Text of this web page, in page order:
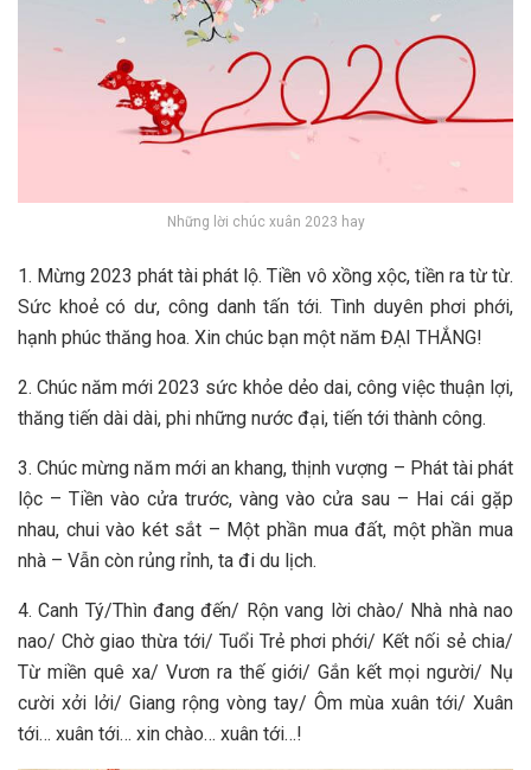
Những lời chúc xuân 2023 hay
1. Mừng 2023 phát tài phát lộ. Tiền vô xồng xộc, tiền ra từ từ.
Sức khoẻ có dư, công danh tấn tới. Tình duyên phơi phới,
hạnh phúc thăng hoa. Xin chúc bạn một năm ĐẠI THẮNG!
2. Chúc năm mới 2023 sức khỏe dẻo dai, công việc thuận lợi,
thăng tiến dài dài, phi những nước đại, tiến tới thành công.
3. Chúc mừng năm mới an khang, thịnh vượng – Phát tài phát
lộc – Tiền vào cửa trước, vàng vào cửa sau – Hai cái gặp
nhau, chui vào két sắt – Một phần mua đất, một phần mua
nhà – Vẫn còn rủng rỉnh, ta đi du lịch.
4. Canh Tý/Thìn đang đến/ Rộn vang lời chào/ Nhà nhà nao
nao/ Chờ giao thừa tới/ Tuổi Trẻ phơi phới/ Kết nối sẻ chia/
Từ miền quê xa/ Vươn ra thế giới/ Gắn kết mọi người/ Nụ
cười xởi lởi/ Giang rộng vòng tay/ Ôm mùa xuân tới/ Xuân
tới… xuân tới… xin chào… xuân tới…!